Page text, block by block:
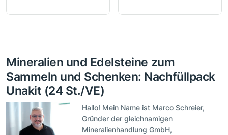
Mineralien und Edelsteine zum
Sammeln und Schenken: Nachfüllpack
Unakit (24 St./VE)
Hallo! Mein Name ist Marco Schreier,
Gründer der gleichnamigen
Mineralienhandlung GmbH,